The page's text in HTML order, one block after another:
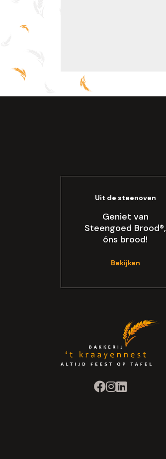
Geniet van
Steengoed Brood®,
óns brood!
Uit de steenoven
Bekijken